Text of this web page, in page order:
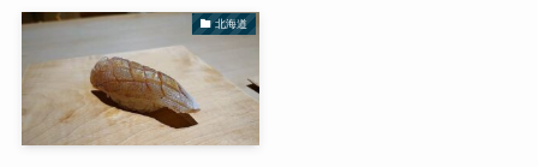
北海道